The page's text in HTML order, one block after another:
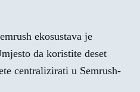
ekosustava je
da koristite deset
centralizirati u Semrush-